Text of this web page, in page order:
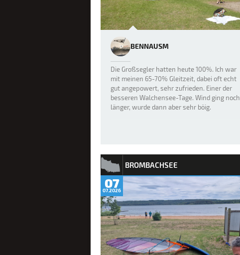
BENNAUSM
Die Großsegler hatten heute 100%. Ich war
mit meinen 65-70% Gleitzeit, dabei oft echt
gut angepowert, sehr zufrieden. Einer der
besseren Walchensee-Tage. Wind ging noch
länger, wurde dann aber sehr böig.
BROMBACHSEE
07
07.2026